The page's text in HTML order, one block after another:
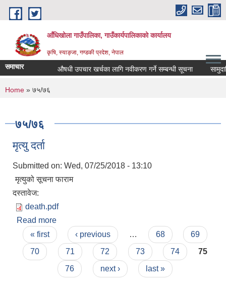
Skip to main content
आँधिखोला गाउँपालिका, गाउँकार्यपालिकाको कार्यालय
कृषि, स्याङ्जा, गण्डकी प्रदेश, नेपाल
समाचार औषधी उपचार खर्चका लागि नवीकरण गर्ने सम्बन्धी सूचना
You are here
Home » ७५/७६
७५/७६
मृत्यु दर्ता
Submitted on: Wed, 07/25/2018 - 13:10
मृत्युको सूचना फाराम
दस्तावेज:
death.pdf
Read more
Pages
« first ‹ previous … 68
69
70
71 72 73 74
75
76
next › last »